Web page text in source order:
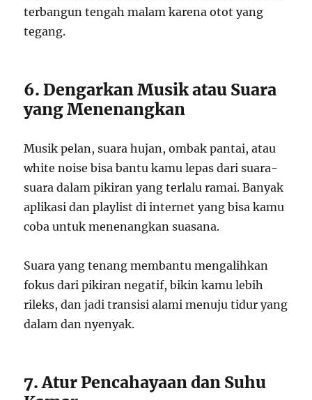
terbangun tengah malam karena otot yang
tegang.
6. Dengarkan Musik atau Suara
yang Menenangkan
Musik pelan, suara hujan, ombak pantai, atau
white noise bisa bantu kamu lepas dari suara-
suara dalam pikiran yang terlalu ramai. Banyak
aplikasi dan playlist di internet yang bisa kamu
coba untuk menenangkan suasana.
Suara yang tenang membantu mengalihkan
fokus dari pikiran negatif, bikin kamu lebih
rileks, dan jadi transisi alami menuju tidur yang
dalam dan nyenyak.
7. Atur Pencahayaan dan Suhu